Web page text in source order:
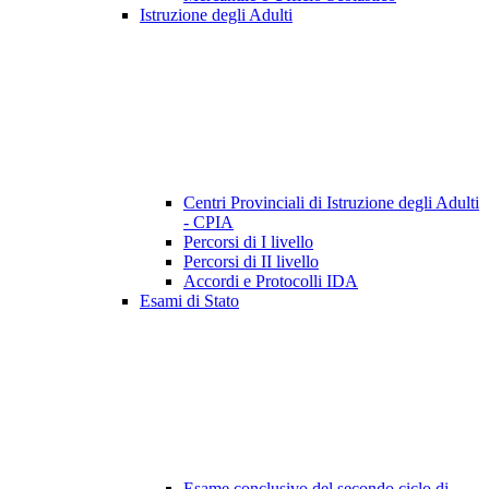
Istruzione degli Adulti
Centri Provinciali di Istruzione degli Adulti
- CPIA
Percorsi di I livello
Percorsi di II livello
Accordi e Protocolli IDA
Esami di Stato